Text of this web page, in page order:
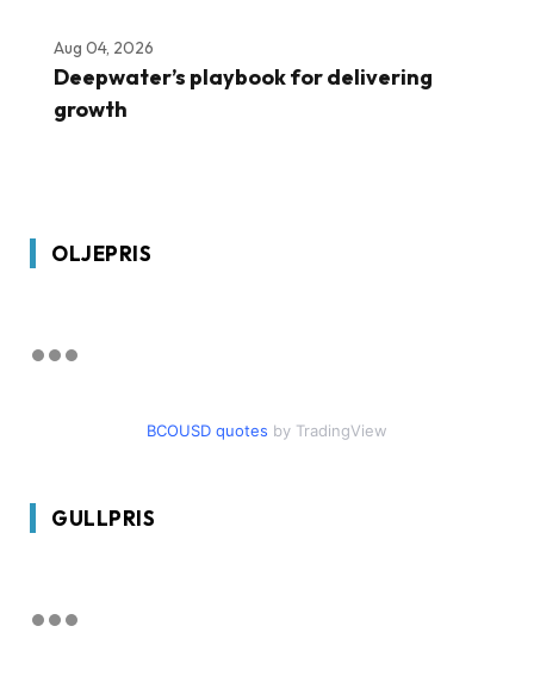
Aug 04, 2026
Deepwater’s playbook for delivering
growth
OLJEPRIS
BCOUSD quotes by TradingView
GULLPRIS